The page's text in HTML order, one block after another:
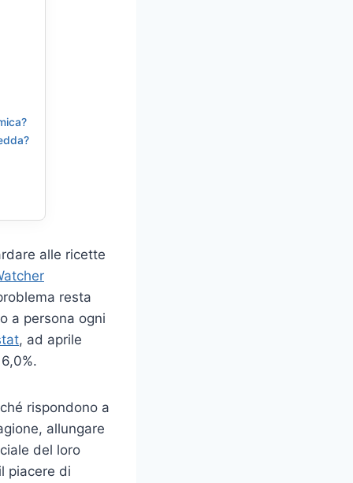
alle ricette
resta
a persona ogni
, ad aprile
rispondono a
allungare
del loro
piacere di